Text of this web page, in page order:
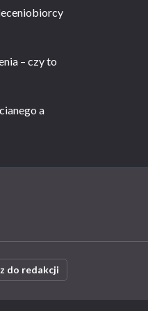
– czy to
a
do redakcji